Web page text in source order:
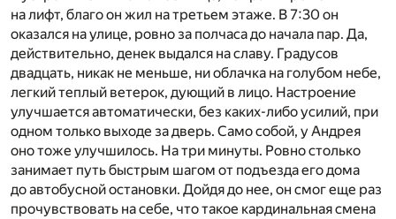
на лифт, благо он жил на третьем этаже. В 7:30 он
оказался на улице, ровно за полчаса до начала пар. Да,
действительно, денек выдался на славу. Градусов
двадцать, никак не меньше, ни облачка на голубом небе,
легкий теплый ветерок, дующий в лицо. Настроение
улучшается автоматически, без каких-либо усилий, при
одном только выходе за дверь. Само собой, у Андрея
оно тоже улучшилось. На три минуты. Ровно столько
занимает путь быстрым шагом от подъезда его дома
до автобусной остановки. Дойдя до нее, он смог еще раз
прочувствовать на себе, что такое кардинальная смена